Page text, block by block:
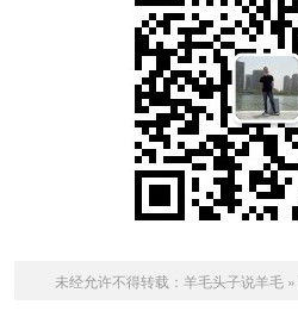
未经允许不得转载： 羊毛头子说羊毛 »